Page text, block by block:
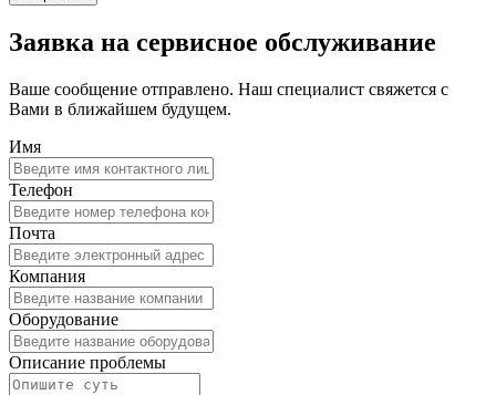
Заявка на сервисное обслуживание
Ваше сообщение отправлено. Наш специалист свяжется с
Вами в ближайшем будущем.
Имя
Телефон
Почта
Компания
Оборудование
Описание проблемы